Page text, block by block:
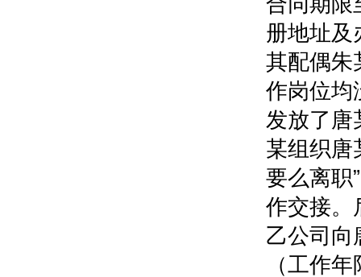
册地址及
其配偶朱
作岗位均
发放了唐
某组织唐
要么离职
作交接。
乙公司向
（工作